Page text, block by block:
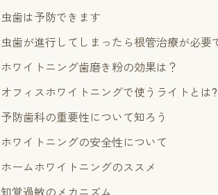
虫歯は予防できます
虫歯が進行してしまったら根管治療が必要
ホワイトニング歯磨き粉の効果は？
オフィスホワイトニングで使うライトとは?
予防歯科の重要性について知ろう
ホワイトニングの安全性について
ホームホワイトニングのススメ
知覚過敏のメカニズム